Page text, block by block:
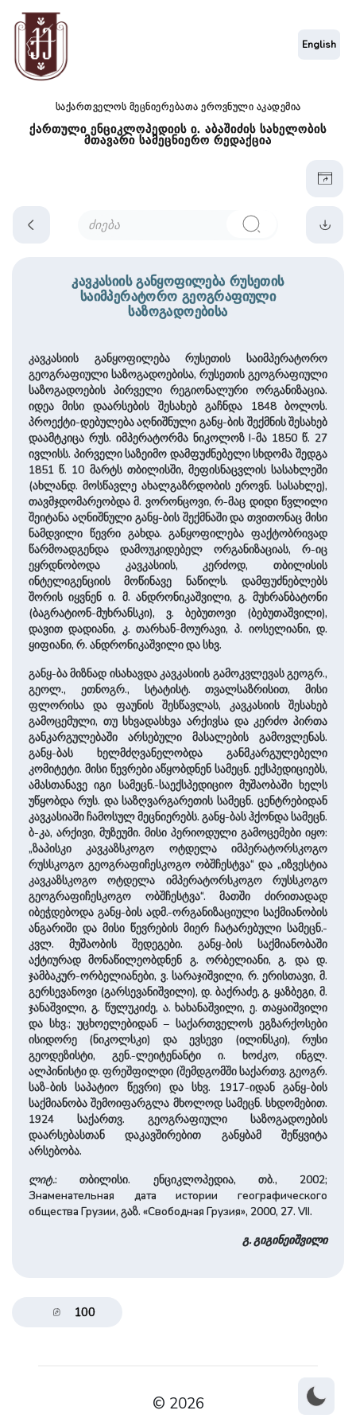
საქართველოს მეცნიერებათა ეროვნული აკადემია
ქართული ენციკლოპედიის ი. აბაშიძის სახელობის
მთავარი სამეცნიერო რედაქცია
English
კავკასიის განყოფილება რუსეთის
საიმპერატორო გეოგრაფიული
საზოგადოებისა
კავკასიის განყოფილება რუსეთის საიმპერატორო
გეოგრაფიული საზოგადოებისა, რუსეთის გეოგრაფიული
სა­ზოგადოების პირველი რეგიონალური ორგანიზაცია.
იდეა მისი დაარსების შე­სა­ხებ გაჩნდა 1848 ბოლოს.
პროექტი-დებულება აღნიშნული განყ-ბის შე­ქმნის შე­სახებ
დაამტკიცა რუს. იმპერატორმა ნიკოლოზ I-მა 1850 წ. 27
ივლისს. პირველი საზეიმო დამფუძნებელი სხდომა შედგა
1851 წ. 10 მარტს თბილისში, მეფისნაცვლის სასახლეში
(ახლანდ. მოსწავლე ­ახალგაზრდობის ეროვნ. სასახლე),
თავმჯდომარეობდა მ. ვორონცოვი, რ-მაც დიდი წვლილი
შეიტანა აღნიშნული განყ-ბის შექმნაში და თვითონაც მისი
ნამდვილი წევრი გახდა. განყოფილება ფაქტობრივად
წარმოადგენდა დამოუკიდებელ ორგანიზაციას, რ-იც
ეყრდნობოდა კავკასიის, კერძოდ, თბილისის
ინტელიგენციის მოწინავე ნაწილს. დამფუძნებლებს
შორის იყვნენ ი. მ. ანდრონიკა­შვილი, გ. მუხრანბატონი
(ბაგრატიონ-მუხრანსკი), ვ. ბებუთოვი (ბებუ­თა­შვი­ლი),
დავით დადიანი, კ. თარხან-მოურავი, პ. იოსელიანი, დ.
ყიფიანი, რ. ანდრონიკა­შვი­ლი და სხვ.
განყ-ბა მიზნად ისახავდა კავკასიის გამოკვლევას გეოგრ.,
გეოლ., ეთნოგრ., სტატისტ. თვალსაზრისით, მისი
ფლორისა და ფა­უნის შესწავლას, კავკასიის შე­სა­ხებ
გამოცემული, თუ სხვადა­სხვა არქივ­სა და კერძო პირთა
განკარგულებაში არსებული მასალების გამოვლენას.
განყ-ბას ხელმ­ძღვა­ნე­ლობ­და განმკარგულებელი
კომიტეტი. მისი წევრები აწყობდნენ სამეცნ. ექსპედიციებს,
ამასთანავე იგი სამეცნ.-საექსპედიციო მუშაობა­ში ხელს
უწყობდა რუს. და საზღვარ­გარეთის სამეცნ. ცენტრე­ბიდან
კავ­კა­სიაში ჩამოსულ მეცნიერებს. განყ-ბას ჰქონდა სამეცნ.
ბ-კა, არ­ქივი, მუზეუმი. მისი ­პერიოდუ­ლი გამოცემები იყო:
„ზაპისკი კავ­კაზსკოგო ოტდელა იმ­პერატორს­კოგო
რუსსკოგო გეოგრაფიჩესკო­გო ობშჩესტვა“ და „იზვესტია
კავ­კაზსკოგო ოტდელა იმპერატორ­სკო­გო რუსსკოგო
გეოგრაფი­ჩეს­კოგო ობშჩესტვა“. მათ­ში ძირი­თადად
იბეჭდებო­და განყ-ბის ადმ.-ორგანიზაციული საქ­მიანობის
ან­გარიში და მისი წევ­რების მიერ ჩატარებული სამეცნ.-
კვლ. მუშაობის შედეგები. განყ-ბის საქმიანობაში
აქტიურად მონაწილეობდნენ გ. ორბელიანი, გ. და დ.
ჯამბაკურ-ორბელიანები, ვ. სარაჯი­შვი­ლი, რ. ერის­თა­ვი, მ.
გერსევანოვი (გარსევანი­შვი­ლი), დ. ბაქრაძე, გ. ყაზბეგი, მ.
ჯანა­შვი­ლი, გ. წულუკიძე, ა. ხახანა­შვი­ლი, ე. თაყაი­შვი­ლი
და სხვ.; უცხოელებიდან – სა­ქარ­თვე­ლოს ეგზარქოსები
ისიდორე (ნიკოლსკი) და ევსევი (ილინსკი), რუსი
გეოდეზისტი, გენ.-ლეიტენან­ტი ი. ხოძკო, ინგლ.
ალპინისტი დ. ფრეშფილდი (შემდგომში სა­ქართვ. გეოგრ.
საზ-ბის საპატიო წევრი) და სხვ. 1917-იდან განყ-ბის
საქმიანობა შემოიფარგლა მხო­ლოდ სამეცნ. სხდომებით.
1924 სა­ქართვ. გეოგრაფიული სა­ზოგადოების
დაარსებასთან დაკავ­შირებით განყბამ შეწყვიტა
არსებობა.
ლიტ.: თბილისი. ენციკლოპედია, თბ., 2002;
Знаменательная дата истории географического
общества Грузии, გაზ. «Свободная Грузия», 2000, 27. VII.
გ. გიგინეი­შვი­ლი
100
© 2026